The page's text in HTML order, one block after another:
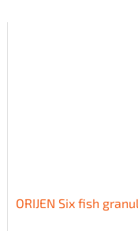
ORIJEN Six fish